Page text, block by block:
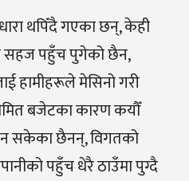
थपिँदै गएका छन्, केही
सहज पहुँच पुगेको छैन,
हामीहरूले मेसिनो गरी
बजेटका कारण कयौँ
सकेका छैनन्, विगतको
पहुँच धेरै ठाउँमा पुग्दै